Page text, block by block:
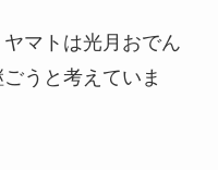
マトは光月おでん
うと考えていま